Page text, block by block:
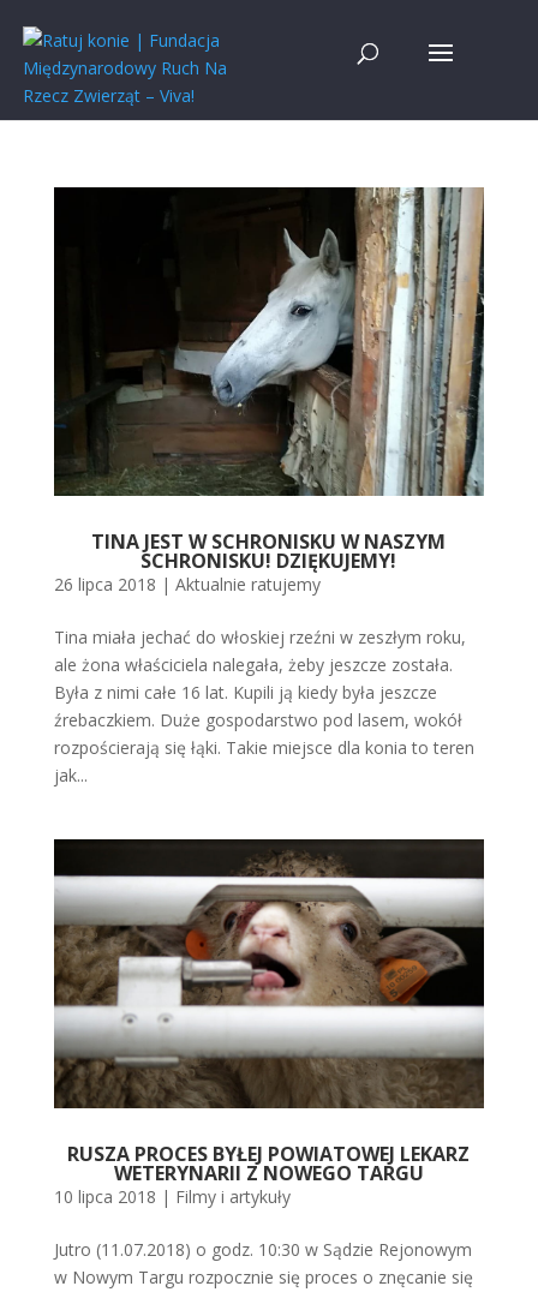
TINA JEST W SCHRONISKU W NASZYM
SCHRONISKU! DZIĘKUJEMY!
26 lipca 2018 | Aktualnie ratujemy
Tina miała jechać do włoskiej rzeźni w zeszłym roku,
ale żona właściciela nalegała, żeby jeszcze została.
Była z nimi całe 16 lat. Kupili ją kiedy była jeszcze
źrebaczkiem. Duże gospodarstwo pod lasem, wokół
rozpościerają się łąki. Takie miejsce dla konia to teren
jak...
RUSZA PROCES BYŁEJ POWIATOWEJ LEKARZ
WETERYNARII Z NOWEGO TARGU
10 lipca 2018 | Filmy i artykuły
Jutro (11.07.2018) o godz. 10:30 w Sądzie Rejonowym
w Nowym Targu rozpocznie się proces o znęcanie się